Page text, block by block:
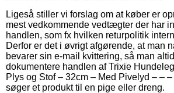
Ligeså stiller vi forslag om at køber er
mest vedkommende vedtægter der har
handlen, som fx hvilken returpolitik
Derfor er det i øvrigt afgørende, at man
bevarer sin e-mail kvittering, så man
dokumentere handlen af Trixie
Plys og Stof – 32cm – Med Pivelyd – –
søger et produkt til en pige eller dreng.